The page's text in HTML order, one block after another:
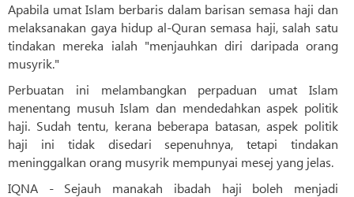
Apabila umat Islam berbaris dalam barisan semasa haji dan
melaksanakan gaya hidup al-Quran semasa haji, salah satu
tindakan mereka ialah "menjauhkan diri daripada orang
musyrik."
Perbuatan ini melambangkan perpaduan umat Islam
menentang musuh Islam dan mendedahkan aspek politik
haji. Sudah tentu, kerana beberapa batasan, aspek politik
haji ini tidak disedari sepenuhnya, tetapi tindakan
meninggalkan orang musyrik mempunyai mesej yang jelas.
IQNA - Sejauh manakah ibadah haji boleh menjadi